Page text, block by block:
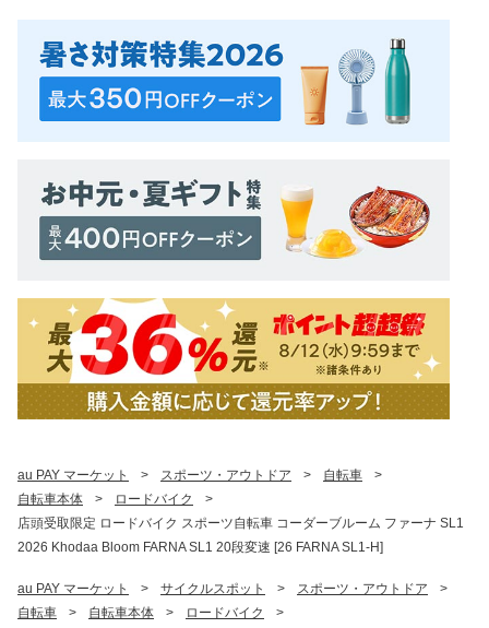
au PAY マーケット > スポーツ・アウトドア > 自転車
>
自転車本体
> ロードバイク
>
店頭受取限定 ロードバイク スポーツ自転車 コーダーブルーム ファーナ SL1
2026 Khodaa Bloom FARNA SL1 20段変速 [26 FARNA SL1-H]
au PAY マーケット > サイクルスポット > スポーツ・アウトドア
>
自転車
> 自転車本体 > ロードバイク
>